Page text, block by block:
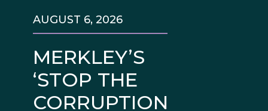
MERKLEY’S
‘STOP THE
CORRUPTION
AUGUST 6, 2026